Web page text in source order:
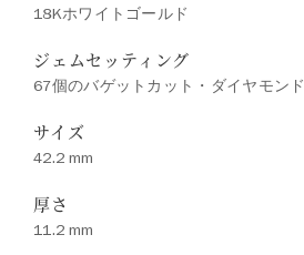
18Kホワイトゴールド
ジェムセッティング
67個のバゲットカット・ダイヤモンド
サイズ
42.2 mm
厚さ
11.2 mm